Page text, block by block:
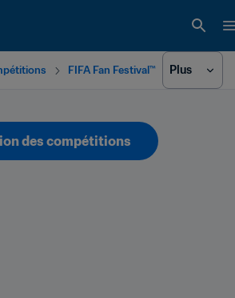
FIFA Fan Festival™ Plus
des compétitions